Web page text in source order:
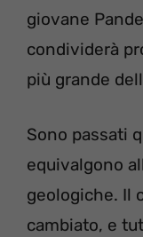
giovane
condividerà
più grande
Sono passati
equivalgono
geologiche. Il
cambiato, e